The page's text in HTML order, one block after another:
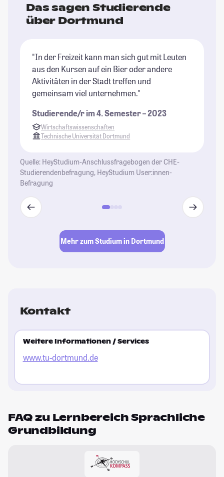
Das sagen Studierende
über Dortmund
"In der Freizeit kann man sich gut mit Leuten
aus den Kursen auf ein Bier oder andere
Aktivitäten in der Stadt treffen und
gemeinsam viel unternehmen."
Studierende/r im 4. Semester – 2023
Wirtschaftswissenschaften
Technische Universität Dortmund
Quelle: HeyStudium-Anschlussfragebogen der CHE-
Studierendenbefragung, HeyStudium User:innen-
Befragung
Mehr zum Studium in Dortmund
Kontakt
Weitere Informationen / Services
www.tu-dortmund.de
FAQ zu Lernbereich Sprachliche
Grundbildung